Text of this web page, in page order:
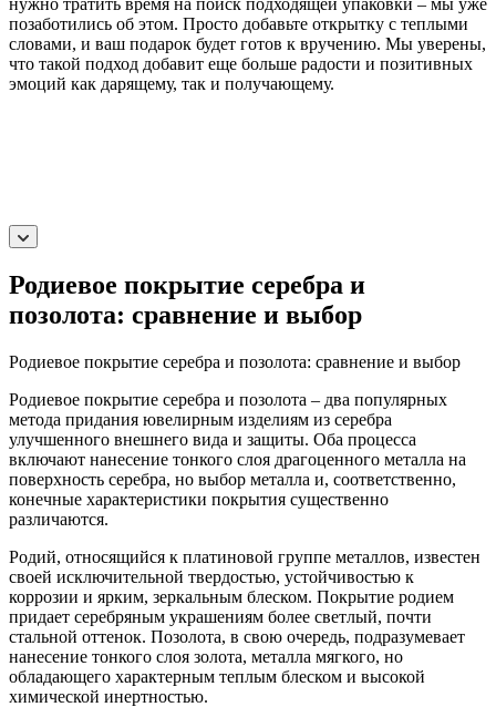
позаботились об этом. Просто добавьте открытку с теплыми
словами, и ваш подарок будет готов к вручению. Мы уверены,
что такой подход добавит еще больше радости и позитивных
эмоций как дарящему, так и получающему.
Родиевое покрытие серебра и
позолота: сравнение и выбор
Родиевое покрытие серебра и позолота: сравнение и выбор
Родиевое покрытие серебра и позолота – два популярных
метода придания ювелирным изделиям из серебра
улучшенного внешнего вида и защиты. Оба процесса
включают нанесение тонкого слоя драгоценного металла на
поверхность серебра, но выбор металла и, соответственно,
конечные характеристики покрытия существенно
различаются.
Родий, относящийся к платиновой группе металлов, известен
своей исключительной твердостью, устойчивостью к
коррозии и ярким, зеркальным блеском. Покрытие родием
придает серебряным украшениям более светлый, почти
стальной оттенок. Позолота, в свою очередь, подразумевает
нанесение тонкого слоя золота, металла мягкого, но
обладающего характерным теплым блеском и высокой
химической инертностью.